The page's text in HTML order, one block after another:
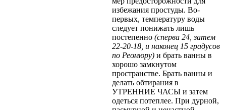
избежания простуды. Во-
первых, температуру воды
следует понижать лишь
постепенно (сперва 24, затем
22-20-18, и наконец 15 градусов
по Реомюру)и брать ванны в
хорошо замкнутом
пространстве. Брать ванны и
делать обтирания в
УТРЕННИЕ ЧАСЫ и затем
одеться потеплее. При дурной,